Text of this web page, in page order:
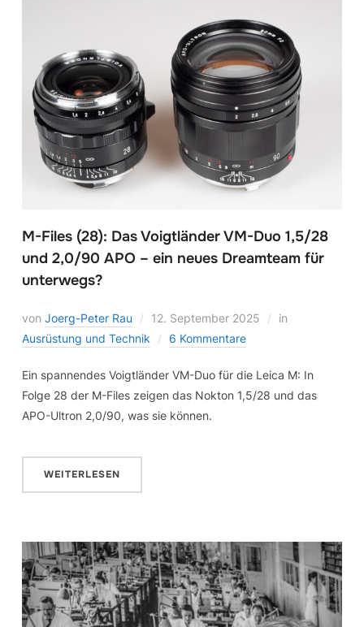
M-Files (28): Das Voigtländer VM-Duo 1,5/28
und 2,0/90 APO – ein neues Dreamteam für
unterwegs?
von Joerg-Peter Rau 12. September 2025
in
Ausrüstung und Technik
6 Kommentare
Ein spannendes Voigtländer VM-Duo für die Leica M: In
Folge 28 der M-Files zeigen das Nokton 1,5/28 und das
APO-Ultron 2,0/90, was sie können.
WEITERLESEN